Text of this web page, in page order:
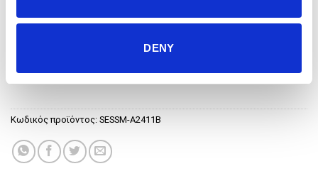
DENY
S
ESSENTIAL PRO 3" SHORTS - BLACK ποσότητα
Κωδικός προϊόντος: SESSM-A2411B